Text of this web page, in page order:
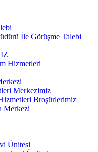
İle Görüşme Talebi
Hizmetleri
Merkezimiz
Broşürlerimiz
Merkezi
Ünitesi